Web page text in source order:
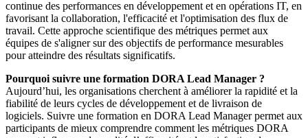
continue des performances en développement et en opérations IT, en
favorisant la collaboration, l'efficacité et l'optimisation des flux de
travail. Cette approche scientifique des métriques permet aux
équipes de s'aligner sur des objectifs de performance mesurables
pour atteindre des résultats significatifs.
Pourquoi suivre une formation DORA Lead Manager ?
Aujourd’hui, les organisations cherchent à améliorer la rapidité et la
fiabilité de leurs cycles de développement et de livraison de
logiciels. Suivre une formation en DORA Lead Manager permet aux
participants de mieux comprendre comment les métriques DORA